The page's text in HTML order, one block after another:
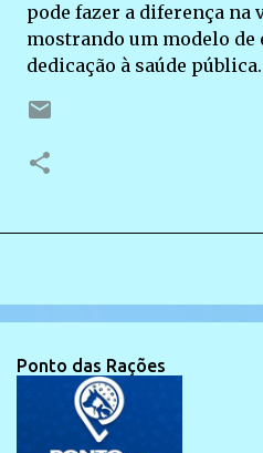
pode fazer a diferença na
mostrando um modelo
dedicação à saúde pública.
Ponto das Rações